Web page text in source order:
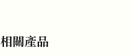
相關產品